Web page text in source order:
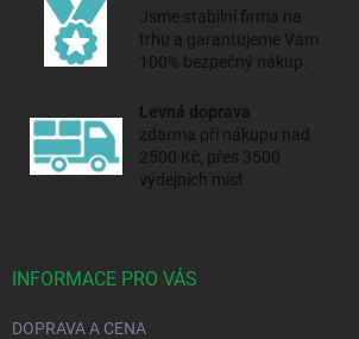
Jsme stabilní firma na
trhu a garantujeme Vám
100% bezpečný nákup.
Levná doprava
zdarma při nákupu nad
2500 Kč, přes 3500
výdejních míst
INFORMACE PRO VÁS
DOPRAVA A CENA